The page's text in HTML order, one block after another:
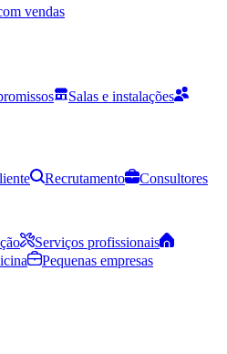
vendas
Salas e instalações
Recrutamento
Consultores
Serviços profissionais
Pequenas empresas